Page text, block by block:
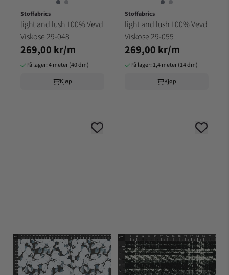
Stoffabrics
light and lush 100% Vevd
Viskose 29-048
269,00 kr/m
På lager: 4 meter (40 dm)
Kjøp
Stoffabrics
light and lush 100% Vevd
Viskose 29-055
269,00 kr/m
På lager: 1,4 meter (14 dm)
Kjøp